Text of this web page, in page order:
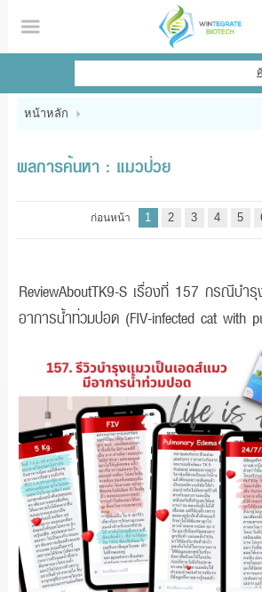
ไทย | English
หน้าหลัก
แจ้งชำระเงิน
หน้าหลัก
ผลการค้นหา : แมวป่วย
ก่อนหน้า 1 2 3 4 5
ReviewAboutTK9-S เรื่องที่ 157 กรณีบำรุ
อาการน้ำท่วมปอด (FIV-infected cat with